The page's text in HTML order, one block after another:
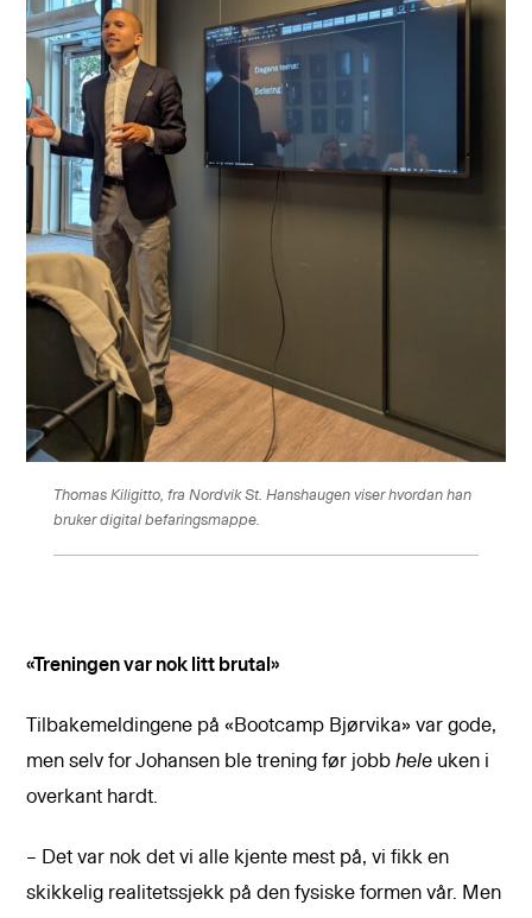
Thomas Kiligitto, fra Nordvik St. Hanshaugen viser hvordan han
bruker digital befaringsmappe.
«Treningen var nok litt brutal»
Tilbakemeldingene på «Bootcamp Bjørvika» var gode,
men selv for Johansen ble trening før jobbhele uken i
overkant hardt.
– Det var nok det vi alle kjente mest på, vi fikk en
skikkelig realitetssjekk på den fysiske formen vår. Men